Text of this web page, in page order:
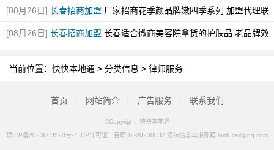
赛事展会门票
[08月26日] 长春招商加盟 厂家招商花季颜品牌嫩四季系列 加盟代理联
系咨询电话
[08月26日] 长春招商加盟 长春适合微商美容院拿货的护肤品 老品牌效
当前位置： 快快本地通 > 分类信息 > 律师服务
首页 网站简介 广告服务 联系我们
©Copyright 快快本地通
琼ICP备2023003520号-7 ICP许可证：告琼B2-20230032 违法信息举报邮箱:lanfucail@qq.com